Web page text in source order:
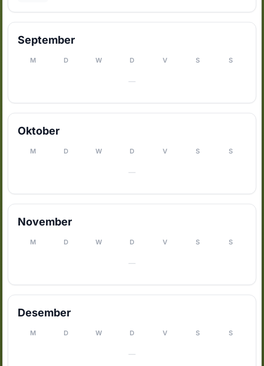
September
M D W D V S S
—
Oktober
M D W D V S S
—
November
M D W D V S S
—
Desember
M D W D V S S
—